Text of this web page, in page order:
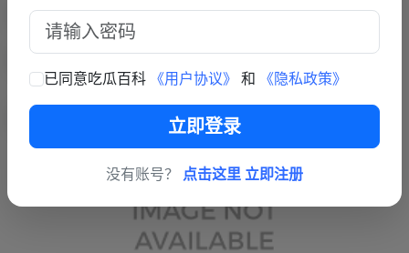
已同意吃瓜百科 《用户协议》 和 《隐私政策》
立即登录
没有账号？ 点击这里 立即注册